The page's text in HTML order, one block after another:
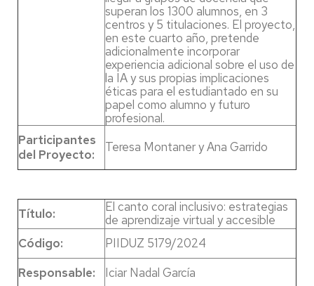
superan los 1300 alumnos, en 3
centros y 5 titulaciones. El proyecto,
en este cuarto año, pretende
adicionalmente incorporar
experiencia adicional sobre el uso de
la IA y sus propias implicaciones
éticas para el estudiantado en su
papel como alumno y futuro
profesional.
Participantes
del Proyecto:
Teresa Montaner y Ana Garrido
Título:
El canto coral inclusivo: estrategias
de aprendizaje virtual y accesible
Código:
PIIDUZ 5179/2024
Responsable:
Iciar Nadal García